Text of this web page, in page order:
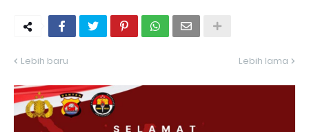
Lebih baru Lebih lama